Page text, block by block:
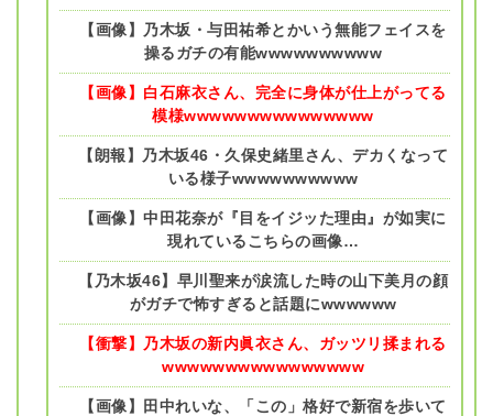
【画像】乃木坂・与田祐希とかいう無能フェイスを
操るガチの有能wwwwwwwwww
【画像】白石麻衣さん、完全に身体が仕上がってる
模様wwwwwwwwwwwwwww
【朗報】乃木坂46・久保史緒里さん、デカくなって
いる様子wwwwwwwwww
【画像】中田花奈が『目をイジッた理由』が如実に
現れているこちらの画像…
【乃木坂46】早川聖来が涙流した時の山下美月の顔
がガチで怖すぎると話題にwwwwww
【衝撃】乃木坂の新内眞衣さん、ガッツリ揉まれる
wwwwwwwwwwwwwwww
【画像】田中れいな、「この」格好で新宿を歩いて